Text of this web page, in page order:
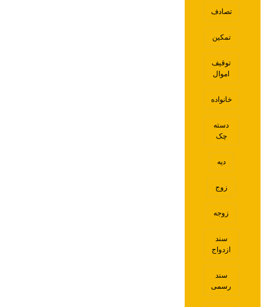
تصادف
تمکین
توقیف
اموال
خانواده
دسته
چک
دیه
زوج
زوجه
سند
ازدواج
سند
رسمی